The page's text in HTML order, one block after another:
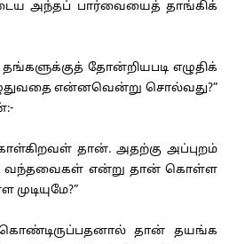
அந்தப் பார்வையைத் தாங்கிக்
தோன்றியபடி எழுதிக்
என்னவென்று சொல்வது?”
தான். அதற்கு அப்புறம்
வந்தவைகள் என்று தான் கொள்ள
தான் தயங்க